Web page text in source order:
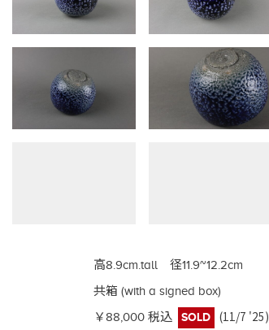
高8.9cm.tall 径11.9~12.2cm
共箱 (with a signed box)
￥88,000 税込
SOLD (11/7 '25)